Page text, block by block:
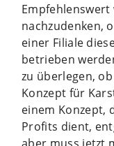
nachzudenken,
einer Filiale
betrieben
zu überlegen,
Konzept für
einem Konzept,
Profits dient,